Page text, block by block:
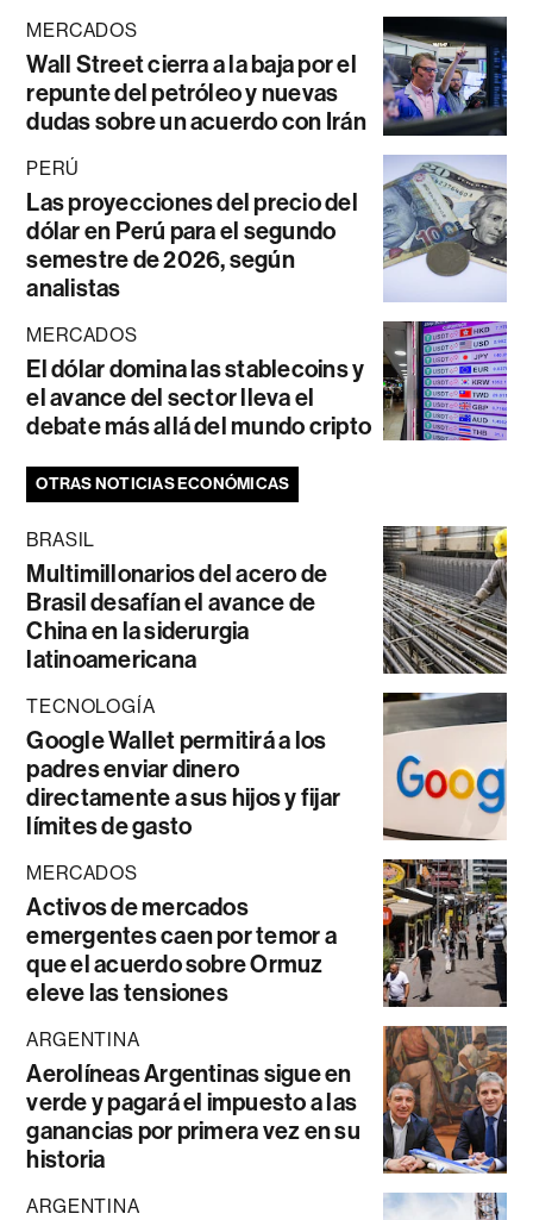
MERCADOS
Wall Street cierra a la baja por el
repunte del petróleo y nuevas
dudas sobre un acuerdo con Irán
PERÚ
Las proyecciones del precio del
dólar en Perú para el segundo
semestre de 2026, según
analistas
MERCADOS
El dólar domina las stablecoins y
el avance del sector lleva el
debate más allá del mundo cripto
OTRAS NOTICIAS ECONÓMICAS
BRASIL
Multimillonarios del acero de
Brasil desafían el avance de
China en la siderurgia
latinoamericana
TECNOLOGÍA
Google Wallet permitirá a los
padres enviar dinero
directamente a sus hijos y fijar
límites de gasto
MERCADOS
Activos de mercados
emergentes caen por temor a
que el acuerdo sobre Ormuz
eleve las tensiones
ARGENTINA
Aerolíneas Argentinas sigue en
verde y pagará el impuesto a las
ganancias por primera vez en su
historia
ARGENTINA